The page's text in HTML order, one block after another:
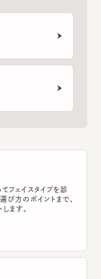
フェイスタイプを診
び方のポイントまで、
ます。